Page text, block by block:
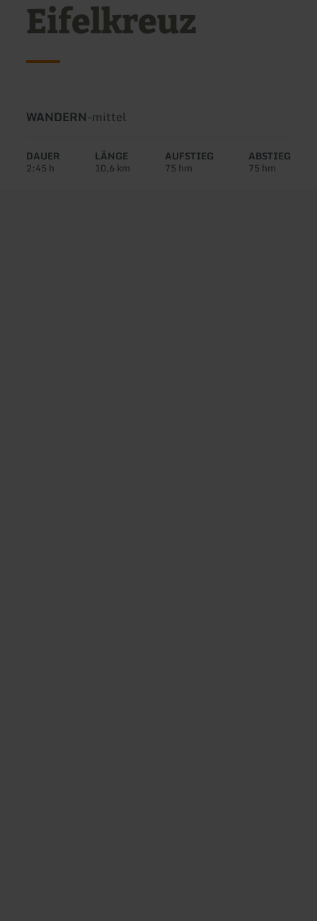
Eifelkreuz
Art
Tour:
WANDERN-Schwierigkeit:
mittel
DAUER
2:45 h
LÄNGE
10,6 km
AUFSTIEG
75 hm
ABSTIEG
75 hm